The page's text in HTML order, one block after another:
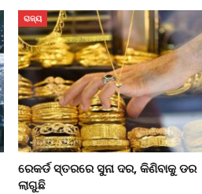
ରାଜ୍ୟ
ରେକର୍ଡ ସ୍ତରରେ ସୁନା ଦର, କିଣିବାକୁ ଡର
ଲାଗୁଛି